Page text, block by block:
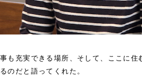
も充実できる場所、そして、ここに
のだと語ってくれた。